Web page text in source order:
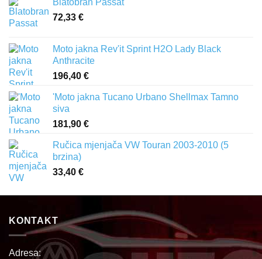
Blatobran Passat
72,33 €
Moto jakna Rev'it Sprint H2O Lady Black
Anthracite
196,40 €
'Moto jakna Tucano Urbano Shellmax Tamno
siva
181,90 €
Ručica mjenjača VW Touran 2003-2010 (5
brzina)
33,40 €
KONTAKT
Adresa: